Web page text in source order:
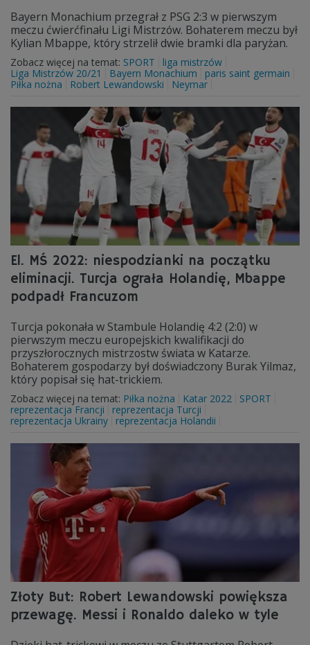
Bayern Monachium przegrał z PSG 2:3 w pierwszym
meczu ćwierćfinału Ligi Mistrzów. Bohaterem meczu był
Kylian Mbappe, który strzelił dwie bramki dla paryżan.
Zobacz więcej na temat: SPORT
liga mistrzów
Liga Mistrzów 20/21
Bayern Monachium
paris saint germain
Piłka nożna
Robert Lewandowski Neymar
El. MŚ 2022: niespodzianki na początku
eliminacji. Turcja ograła Holandię, Mbappe
podpadł Francuzom
Turcja pokonała w Stambule Holandię 4:2 (2:0) w
pierwszym meczu europejskich kwalifikacji do
przyszłorocznych mistrzostw świata w Katarze.
Bohaterem gospodarzy był doświadczony Burak Yilmaz,
który popisał się hat-trickiem.
Zobacz więcej na temat: Piłka nożna Katar 2022
SPORT
reprezentacja Francji
reprezentacja Turcji
reprezentacja Ukrainy
reprezentacja Holandii
Złoty But: Robert Lewandowski powiększa
przewagę. Messi i Ronaldo daleko w tyle